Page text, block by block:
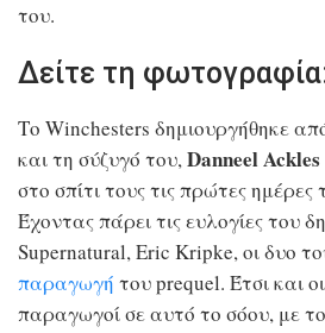
του.
Δείτε τη
Το Winchesters δημιουργήθηκε
και τη σύζυγό του,Danneel Ackles
στο σπίτι τους τις πρώτες
Έχοντας πάρει τις ευλογίες του
Supernatural, Eric Kripke, οι δυο
παραγωγή του prequel. Έτσι και
παραγωγοί σε αυτό το σόου, με